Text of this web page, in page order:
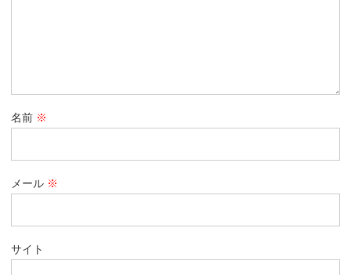
名前 ※
メール ※
サイト